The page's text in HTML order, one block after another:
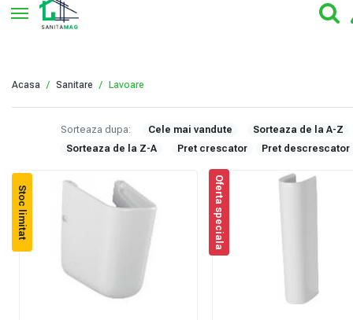
Toggle navigation
Acasa Sanitare Lavoare
Sorteaza dupa: Cele mai vandute
Sorteaza de la A-Z
Sorteaza de la Z-A
Pret crescator Pret descrescator
Stoc limitat Oferta speciala